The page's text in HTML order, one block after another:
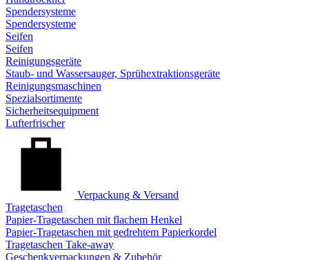
Spendersysteme
Spendersysteme
Seifen
Seifen
Reinigungsgeräte
Staub- und Wassersauger, Sprühextraktionsgeräte
Reinigungsmaschinen
Spezialsortimente
Sicherheitsequipment
Lufterfrischer
Verpackung & Versand
Tragetaschen
Papier-Tragetaschen mit flachem Henkel
Papier-Tragetaschen mit gedrehtem Papierkordel
Tragetaschen Take-away
Geschenkverpackungen & Zubehör